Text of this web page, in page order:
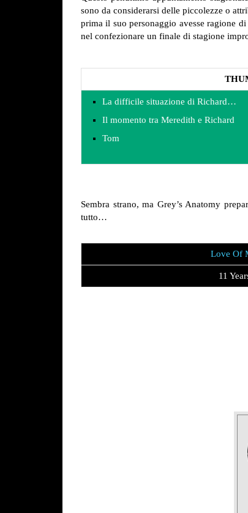
sono da considerarsi delle piccolezze o
prima il suo personaggio avesse ragione
nel confezionare un finale di stagione
La difficile situazione di Richard…
Il momento tra Meredith e Richard
Tom
Sembra strano, ma Grey’s Anatomy
tutto…
Love Of
11